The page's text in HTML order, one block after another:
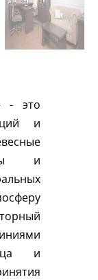
- это
и
и
и